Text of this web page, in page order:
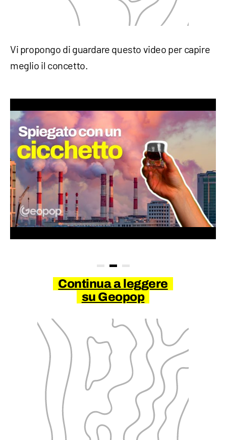
Vi propongo di guardare questo video per capire
meglio il concetto.
Continua a leggere
su Geopop